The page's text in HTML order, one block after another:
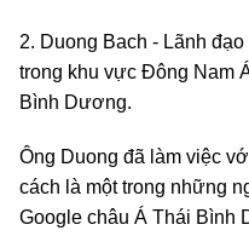
2. Duong Bach - Lãnh
trong khu vực Đông Nam
Bình Dương.
Ông Duong đã làm việc
cách là một trong những
Google châu Á Thái Bình